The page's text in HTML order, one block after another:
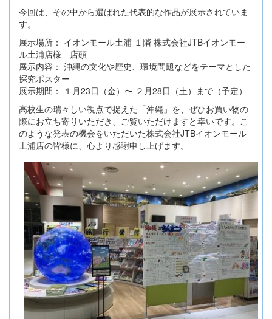
今回は、その中から選ばれた代表的な作品が展示されていま
す。
展示場所： イオンモール土浦 １階 株式会社JTBイオンモー
ル土浦店様 店頭
展示内容： 沖縄の文化や歴史、環境問題などをテーマとした
探究ポスター
展示期間： １月23日（金）〜 ２月28日（土）まで（予定）
高校生の瑞々しい視点で捉えた「沖縄」を、ぜひお買い物の
際にお立ち寄りいただき、ご覧いただけますと幸いです。こ
のような発表の機会をいただいた株式会社JTBイオンモール
土浦店の皆様に、心より感謝申し上げます。